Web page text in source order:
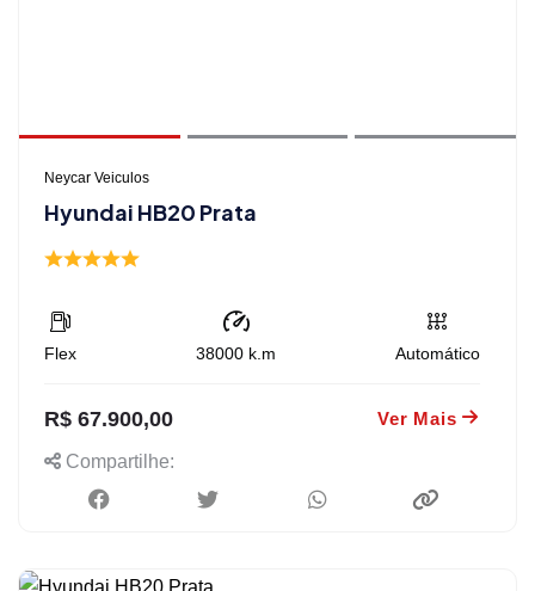
Neycar Veiculos
Hyundai HB20 Prata
Flex 38000 k.m Automático
R$ 67.900,00 Ver Mais
Compartilhe: